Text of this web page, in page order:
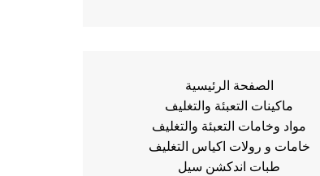
الصفحة الرئيسية
ماكينات التعبئة والتغليف
مواد وخامات التعبئة والتغليف
خامات و رولات اكياس التغليف
طبات اندكشن سيل